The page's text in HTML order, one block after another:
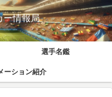
ー情報局
選手名鑑
ーション紹介